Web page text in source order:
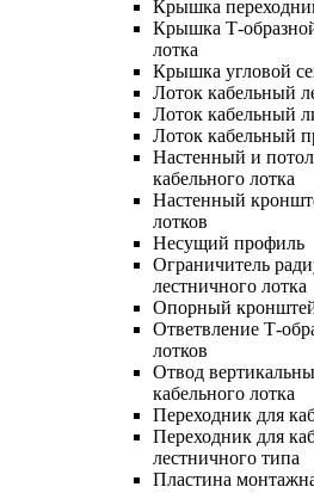
Крышка
Крышка Т-
лотка
Крышка угловой
Лоток кабельный
Лоток кабельный
Лоток кабельный
Настенный и
кабельного лотка
Настенный
лотков
Несущий профиль
Ограничитель
лестничного лотка
Опорный
Ответвление Т-
лотков
Отвод
кабельного лотка
Переходник для
Переходник для
лестничного типа
Пластина